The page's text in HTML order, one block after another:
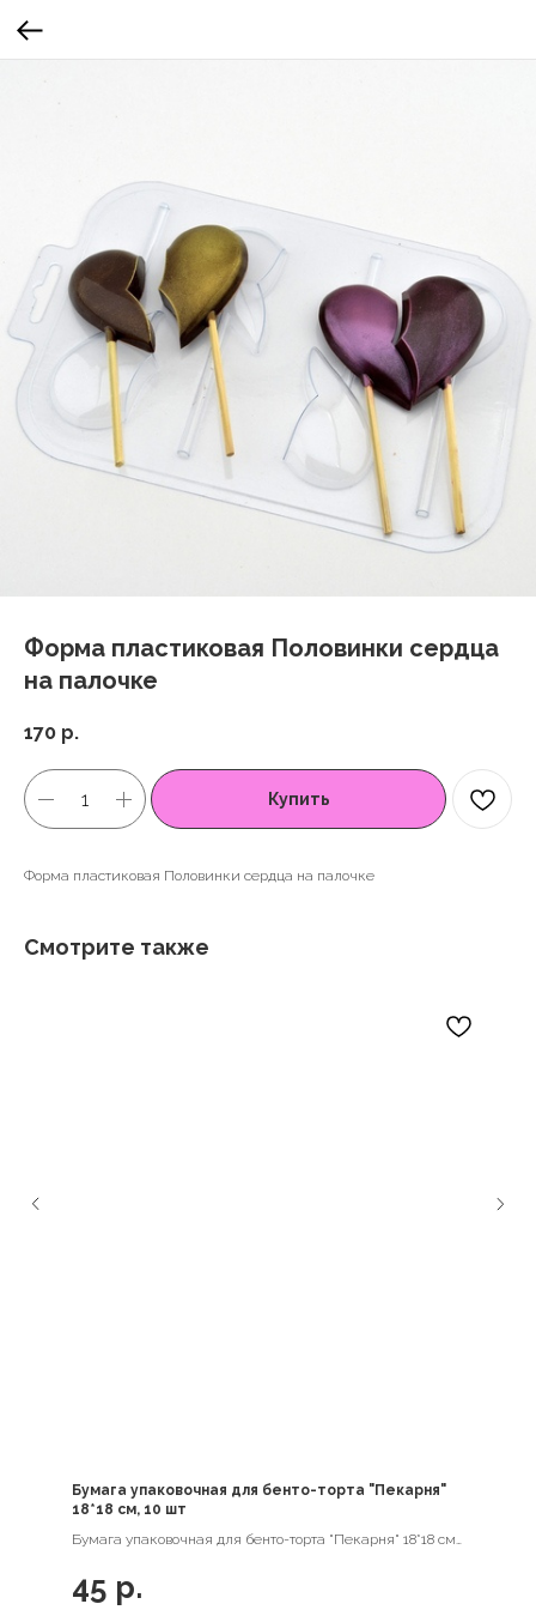
Форма пластиковая Половинки сердца
на палочке
170 р.
Купить
Форма пластиковая Половинки сердца на палочке
Смотрите также
Бумага упаковочная для бенто-торта "Пекарня"
18*18 см, 10 шт
Бумага упаковочная для бенто-торта "Пекарня" 18*18 см,
45 р.